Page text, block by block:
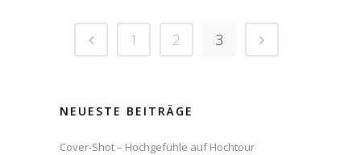
1 2 3
NEUESTE BEITRÄGE
Cover-Shot – Hochgefühle auf Hochtour